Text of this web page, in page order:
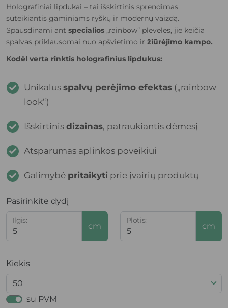
Holografiniai lipdukai – tai išskirtinis sprendimas,
suteikiantis gaminiams ryškų ir modernų vaizdą.
Spausdinami ant specialios „rainbow“ plėvelės, jie keičia
spalvas priklausomai nuo apšvietimo ir žiūrėjimo kampo.
Kodėl verta rinktis holografinius lipdukus:
Unikalus spalvų perėjimo efektas („rainbow
look“)
Išskirtinis dizainas, patraukiantis dėmesį
Atsparumas aplinkos poveikiui
Galimybė pritaikyti prie įvairių produktų
Pasirinkite dydį
Ilgis:
cm
Plotis:
cm
Kiekis
50
su PVM